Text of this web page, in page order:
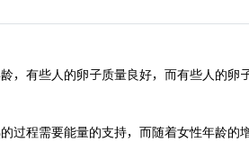
，有些人的卵子质量良好，而有些人的
过程需要能量的支持，而随着女性年龄的